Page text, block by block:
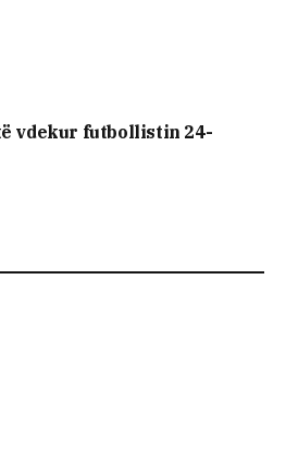
vdekur futbollistin 24-